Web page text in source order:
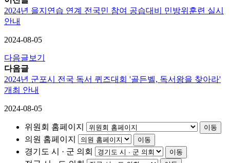
2024년 을지연습 연계 전국민 참여 공습대비 민방위훈련 실시
안내
2024-08-05
다음글보기
다음글
2024년 군포시 전국 독서 퀴즈대회 '골든벨, 독서왕을 찾아라'
개최 안내
2024-08-05
위원회 홈페이지 이동
의원 홈페이지 이동
경기도 시 · 군 의회 이동